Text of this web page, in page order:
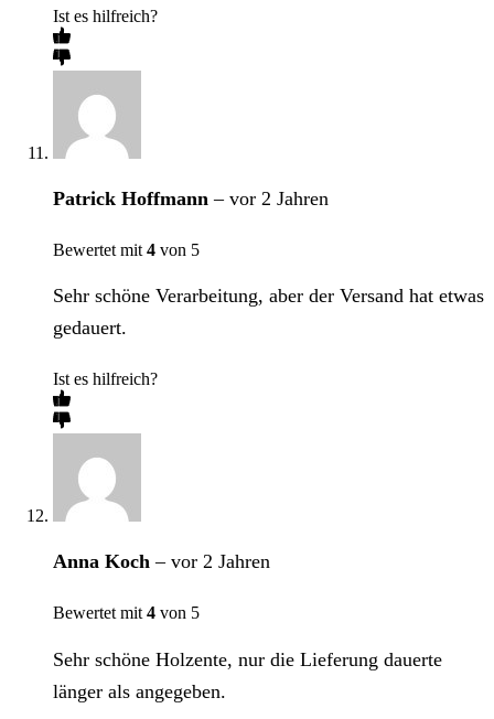
Ist es hilfreich?
Patrick Hoffmann– vor 2 Jahren
Bewertet mit 4 von 5
Sehr schöne Verarbeitung, aber der Versand hat etwas
gedauert.
Ist es hilfreich?
Anna Koch– vor 2 Jahren
Bewertet mit 4 von 5
Sehr schöne Holzente, nur die Lieferung dauerte
länger als angegeben.